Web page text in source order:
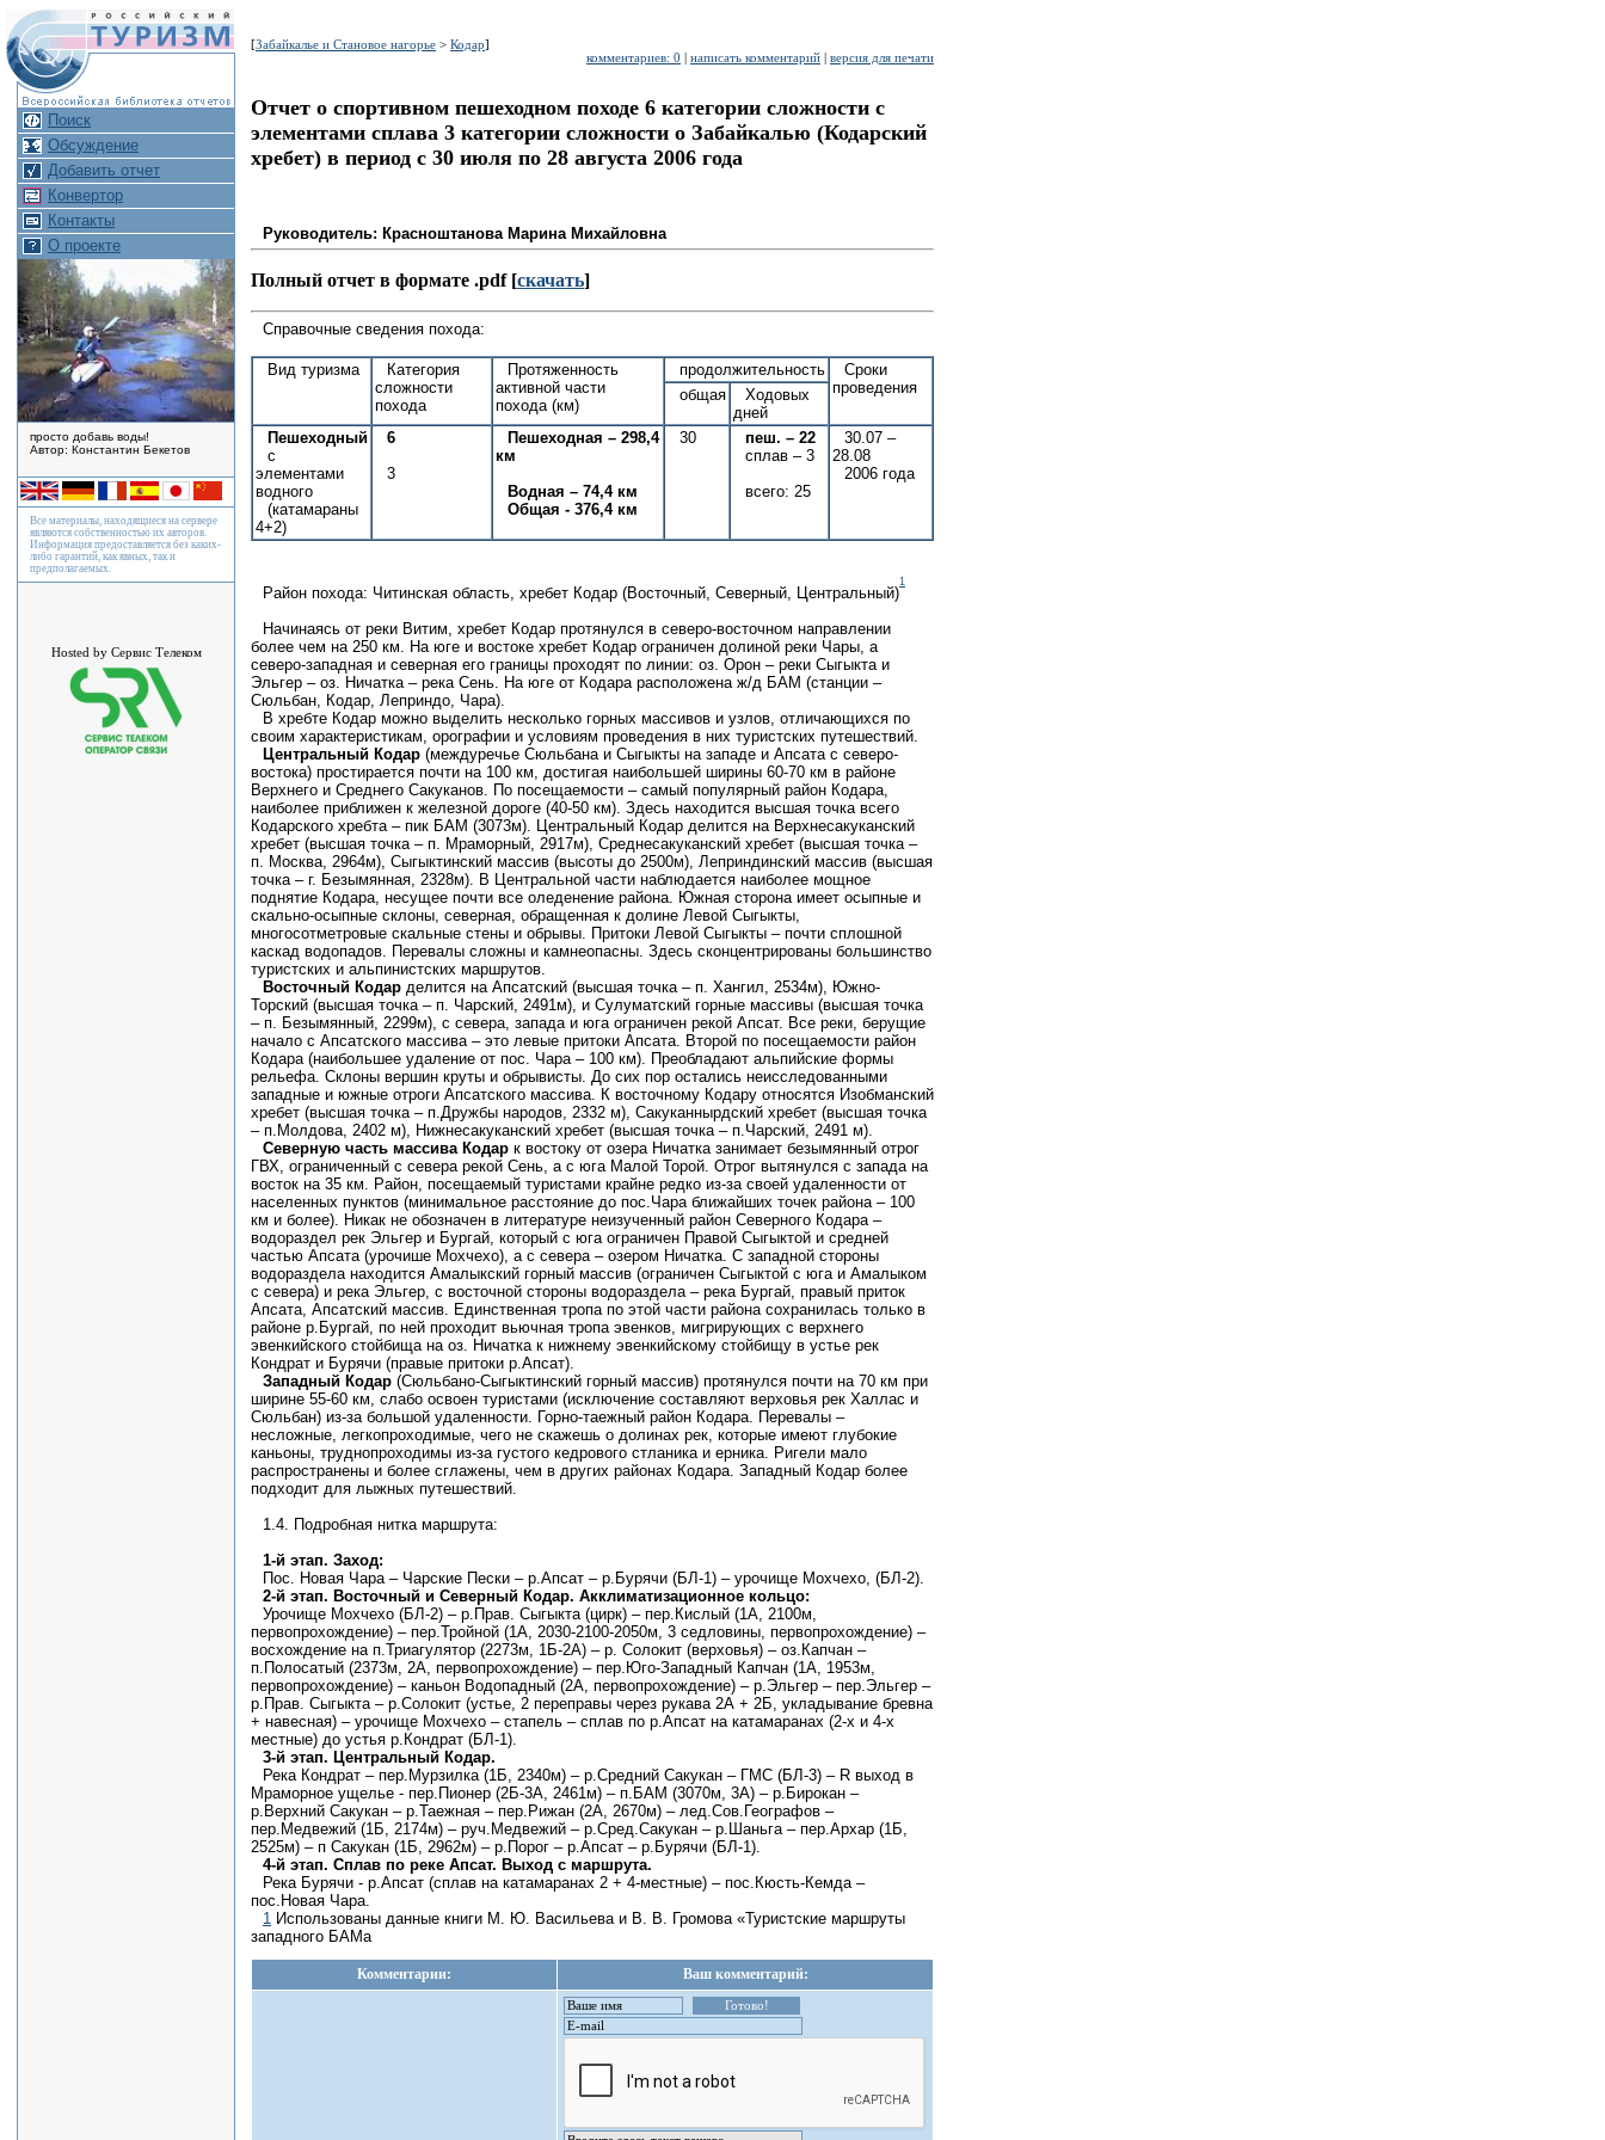
Поиск
Обсуждение
Добавить отчет
Конвертор
Контакты
О проекте
просто добавь воды!
Автор: Константин Бекетов
Все материалы, находящиеся на сервере
являются собственностью их авторов.
Информация предоставляется без каких-
либо гарантий, как явных, так и
предполагаемых.
Hosted by Сервис Телеком
[Забайкалье и Становое нагорье > Кодар]
комментариев: 0
написать комментарий версия для печати
Отчет о спортивном пешеходном походе 6 категории сложности с
элементами сплава 3 категории сложности о Забайкалью (Кодарский
хребет) в период с 30 июля по 28 августа 2006 года
Руководитель: Красноштанова Марина Михайловна
Полный отчет в формате .pdf [скачать]
Справочные сведения похода:
Вид туризма
Категория
сложности
похода
Протяженность
активной части
похода (км)
продолжительность
Сроки
проведения
общая
Ходовых
дней
Пешеходный
с
элементами
водного
(катамараны
4+2)
6
3
Пешеходная – 298,4
км
Водная – 74,4 км
Общая - 376,4 км
30
пеш. – 22
сплав – 3
всего: 25
30.07 –
28.08
2006 года
Район похода: Читинская область, хребет Кодар (Восточный, Северный, Центральный)
1
Начинаясь от реки Витим, хребет Кодар протянулся в северо-восточном направлении
более чем на 250 км. На юге и востоке хребет Кодар ограничен долиной реки Чары, а
северо-западная и северная его границы проходят по линии: оз. Орон – реки Сыгыкта и
Эльгер – оз. Ничатка – река Сень. На юге от Кодара расположена ж/д БАМ (станции –
Сюльбан, Кодар, Леприндо, Чара).
В хребте Кодар можно выделить несколько горных массивов и узлов, отличающихся по
своим характеристикам, орографии и условиям проведения в них туристских путешествий.
Центральный Кодар (междуречье Сюльбана и Сыгыкты на западе и Апсата с северо-
востока) простирается почти на 100 км, достигая наибольшей ширины 60-70 км в районе
Верхнего и Среднего Сакуканов. По посещаемости – самый популярный район Кодара,
наиболее приближен к железной дороге (40-50 км). Здесь находится высшая точка всего
Кодарского хребта – пик БАМ (3073м). Центральный Кодар делится на Верхнесакуканский
хребет (высшая точка – п. Мраморный, 2917м), Среднесакуканский хребет (высшая точка –
п. Москва, 2964м), Сыгыктинский массив (высоты до 2500м), Леприндинский массив (высшая
точка – г. Безымянная, 2328м). В Центральной части наблюдается наиболее мощное
поднятие Кодара, несущее почти все оледенение района. Южная сторона имеет осыпные и
скально-осыпные склоны, северная, обращенная к долине Левой Сыгыкты,
многосотметровые скальные стены и обрывы. Притоки Левой Сыгыкты – почти сплошной
каскад водопадов. Перевалы сложны и камнеопасны. Здесь сконцентрированы большинство
туристских и альпинистских маршрутов.
Восточный Кодар делится на Апсатский (высшая точка – п. Хангил, 2534м), Южно-
Торский (высшая точка – п. Чарский, 2491м), и Сулуматский горные массивы (высшая точка
– п. Безымянный, 2299м), с севера, запада и юга ограничен рекой Апсат. Все реки, берущие
начало с Апсатского массива – это левые притоки Апсата. Второй по посещаемости район
Кодара (наибольшее удаление от пос. Чара – 100 км). Преобладают альпийские формы
рельефа. Склоны вершин круты и обрывисты. До сих пор остались неисследованными
западные и южные отроги Апсатского массива. К восточному Кодару относятся Изобманский
хребет (высшая точка – п.Дружбы народов, 2332 м), Сакуканнырдский хребет (высшая точка
– п.Молдова, 2402 м), Нижнесакуканский хребет (высшая точка – п.Чарский, 2491 м).
Северную часть массива Кодар к востоку от озера Ничатка занимает безымянный отрог
ГВХ, ограниченный с севера рекой Сень, а с юга Малой Торой. Отрог вытянулся с запада на
восток на 35 км. Район, посещаемый туристами крайне редко из-за своей удаленности от
населенных пунктов (минимальное расстояние до пос.Чара ближайших точек района – 100
км и более). Никак не обозначен в литературе неизученный район Северного Кодара –
водораздел рек Эльгер и Бургай, который с юга ограничен Правой Сыгыктой и средней
частью Апсата (урочише Мохчехо), а с севера – озером Ничатка. С западной стороны
водораздела находится Амалыкский горный массив (ограничен Сыгыктой с юга и Амалыком
с севера) и река Эльгер, с восточной стороны водораздела – река Бургай, правый приток
Апсата, Апсатский массив. Единственная тропа по этой части района сохранилась только в
районе р.Бургай, по ней проходит вьючная тропа эвенков, мигрирующих с верхнего
эвенкийского стойбища на оз. Ничатка к нижнему эвенкийскому стойбищу в устье рек
Кондрат и Бурячи (правые притоки р.Апсат).
Западный Кодар (Сюльбано-Сыгыктинский горный массив) протянулся почти на 70 км при
ширине 55-60 км, слабо освоен туристами (исключение составляют верховья рек Халлас и
Сюльбан) из-за большой удаленности. Горно-таежный район Кодара. Перевалы –
несложные, легкопроходимые, чего не скажешь о долинах рек, которые имеют глубокие
каньоны, труднопроходимы из-за густого кедрового стланика и ерника. Ригели мало
распространены и более сглажены, чем в других районах Кодара. Западный Кодар более
подходит для лыжных путешествий.
1.4. Подробная нитка маршрута:
1-й этап. Заход:
Пос. Новая Чара – Чарские Пески – р.Апсат – р.Бурячи (БЛ-1) – урочище Мохчехо, (БЛ-2).
2-й этап. Восточный и Северный Кодар. Акклиматизационное кольцо:
Урочище Мохчехо (БЛ-2) – р.Прав. Сыгыкта (цирк) – пер.Кислый (1А, 2100м,
первопрохождение) – пер.Тройной (1А, 2030-2100-2050м, 3 седловины, первопрохождение) –
восхождение на п.Триагулятор (2273м, 1Б-2А) – р. Солокит (верховья) – оз.Капчан –
п.Полосатый (2373м, 2А, первопрохождение) – пер.Юго-Западный Капчан (1А, 1953м,
первопрохождение) – каньон Водопадный (2А, первопрохождение) – р.Эльгер – пер.Эльгер –
р.Прав. Сыгыкта – р.Солокит (устье, 2 переправы через рукава 2А + 2Б, укладывание бревна
+ навесная) – урочище Мохчехо – стапель – сплав по р.Апсат на катамаранах (2-х и 4-х
местные) до устья р.Кондрат (БЛ-1).
3-й этап. Центральный Кодар.
Река Кондрат – пер.Мурзилка (1Б, 2340м) – р.Средний Сакукан – ГМС (БЛ-3) – R выход в
Мраморное ущелье - пер.Пионер (2Б-3А, 2461м) – п.БАМ (3070м, 3А) – р.Бирокан –
р.Верхний Сакукан – р.Таежная – пер.Рижан (2А, 2670м) – лед.Сов.Географов –
пер.Медвежий (1Б, 2174м) – руч.Медвежий – р.Сред.Сакукан – р.Шаньга – пер.Архар (1Б,
2525м) – п Сакукан (1Б, 2962м) – р.Порог – р.Апсат – р.Бурячи (БЛ-1).
4-й этап. Сплав по реке Апсат. Выход с маршрута.
Река Бурячи - р.Апсат (сплав на катамаранах 2 + 4-местные) – пос.Кюсть-Кемда –
пос.Новая Чара.
1 Использованы данные книги М. Ю. Васильева и В. В. Громова «Туристские маршруты
западного БАМа
Комментарии: Ваш комментарий: